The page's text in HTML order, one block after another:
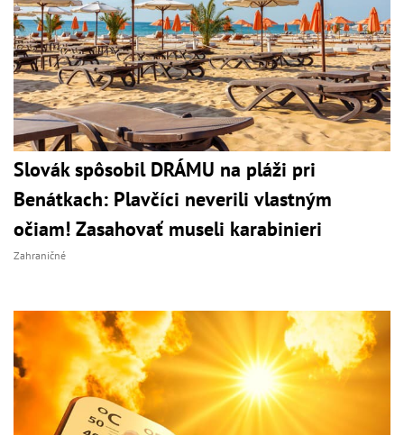
Slovák spôsobil DRÁMU na pláži pri
Benátkach: Plavčíci neverili vlastným
očiam! Zasahovať museli karabinieri
Zahraničné